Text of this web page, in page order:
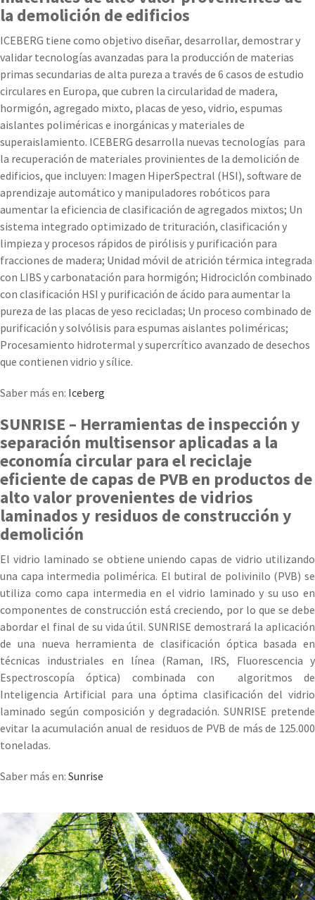
la demolición de edificios
ICEBERG tiene como objetivo diseñar, desarrollar, demostrar y
validar tecnologías avanzadas para la producción de materias
primas secundarias de alta pureza a través de 6 casos de estudio
circulares en Europa, que cubren la circularidad de madera,
hormigón, agregado mixto, placas de yeso, vidrio, espumas
aislantes poliméricas e inorgánicas y materiales de
superaislamiento. ICEBERG desarrolla nuevas tecnologías para
la recuperación de materiales provinientes de la demolición de
edificios, que incluyen: Imagen HiperSpectral (HSI), software de
aprendizaje automático y manipuladores robóticos para
aumentar la eficiencia de clasificación de agregados mixtos; Un
sistema integrado optimizado de trituración, clasificación y
limpieza y procesos rápidos de pirólisis y purificación para
fracciones de madera; Unidad móvil de atrición térmica integrada
con LIBS y carbonatación para hormigón; Hidrociclón combinado
con clasificación HSI y purificación de ácido para aumentar la
pureza de las placas de yeso recicladas; Un proceso combinado de
purificación y solvólisis para espumas aislantes poliméricas;
Procesamiento hidrotermal y supercrítico avanzado de desechos
que contienen vidrio y sílice.
Saber más en: Iceberg
SUNRISE – Herramientas de inspección y
separación multisensor aplicadas a la
economía circular para el reciclaje
eficiente de capas de PVB en productos de
alto valor provenientes de vidrios
laminados y residuos de construcción y
demolición
El vidrio laminado se obtiene uniendo capas de vidrio utilizando
una capa intermedia polimérica. El butiral de polivinilo (PVB) se
utiliza como capa intermedia en el vidrio laminado y su uso en
componentes de construcción está creciendo, por lo que se debe
abordar el final de su vida útil. SUNRISE demostrará la aplicación
de una nueva herramienta de clasificación óptica basada en
técnicas industriales en línea (Raman, IRS, Fluorescencia y
Espectroscopía óptica) combinada con algoritmos de
Inteligencia Artificial para una óptima clasificación del vidrio
laminado según composición y degradación. SUNRISE pretende
evitar la acumulación anual de residuos de PVB de más de 125.000
toneladas.
Saber más en: Sunrise